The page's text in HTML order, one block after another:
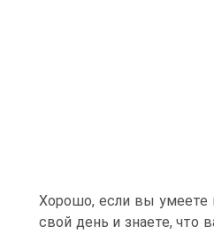
Хорошо, если вы умеете
свой день и знаете, что